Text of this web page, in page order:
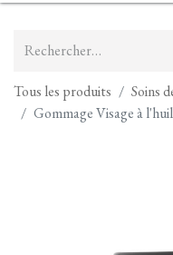
Tous les produits
Soins
Gommage Visage à